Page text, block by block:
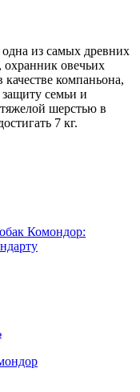
из самых древних
охранник овечьих
качестве компаньона,
семьи и
шерстью в
7 кг.
Комондор: